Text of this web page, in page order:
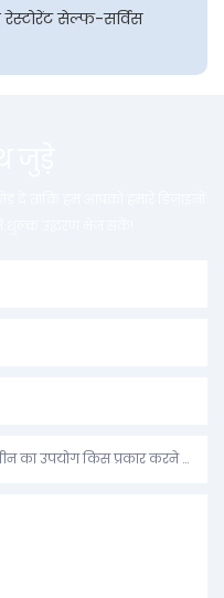
उपयोग का उद्देश्य: कृपया बताएं कि आप मशीन का उपयोग किस प्रकार करने की योजना बना रहे हैं।